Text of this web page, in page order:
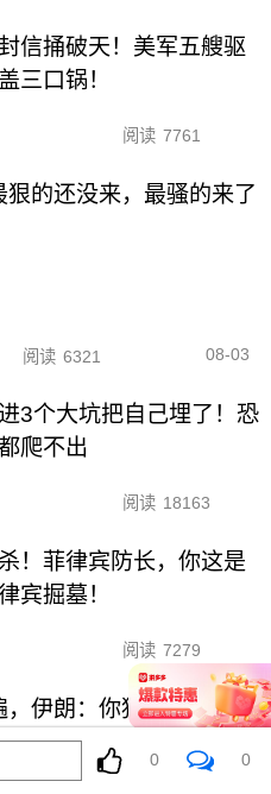
封信捅破天！美军五艘驱
三口锅！
阅读 7761
的还没来，最骚的来了
阅读 6321 08-03
3个大坑把自己埋了！恐
爬不出
阅读 18163
！菲律宾防长，你这是
宾掘墓！
阅读 7279
伊朗：你猜我信不信？
0 0